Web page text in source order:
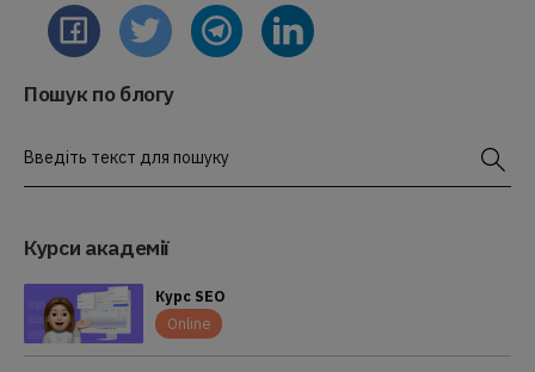
Пошук по блогу
Введіть текст для пошуку
Курси академії
Курс SEO
Online